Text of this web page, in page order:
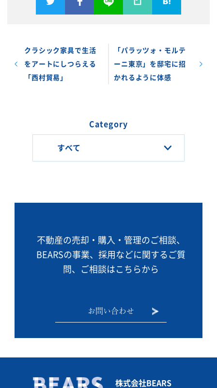
クラシック家具で生活
をアートにしつらえる
「西村貿易」
「パラッツォ・モルテ
ーニ東京」を邸宅に招
かれるように体感
Category
不動産の売却・購入・管理のご相談、
BEARSの事業、 採用などに関するご質
問、ご相談はこちらから
お問い合わせ
株式会社BEARS